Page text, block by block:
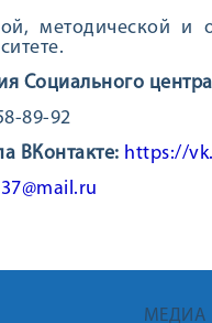
методической и
Социального
89-92
ВКонтакте: https://
МЕДИА